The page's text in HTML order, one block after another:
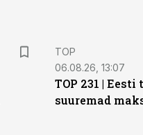
TOP
06.08.26, 13:07
TOP 231 |
suuremad